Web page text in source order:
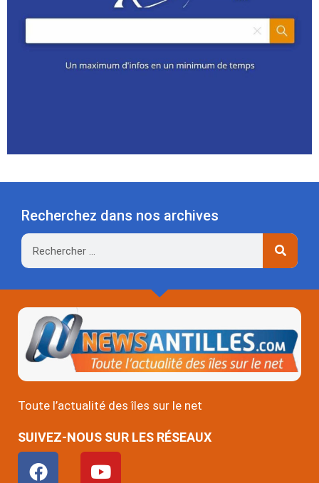
Recherchez dans nos archives
Rechercher
Toute l’actualité des îles sur le net
SUIVEZ-NOUS SUR LES RÉSEAUX
F
a
Y
o